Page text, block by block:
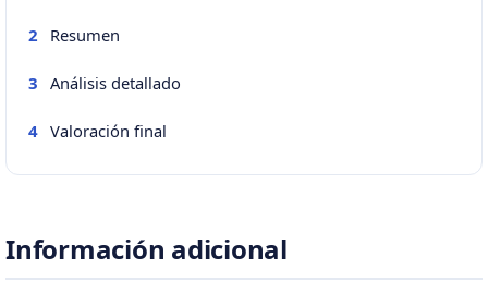
2 Resumen
3 Análisis detallado
4 Valoración final
Información adicional